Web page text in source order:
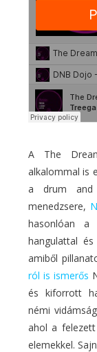
A The
alkalommal is
a drum and
menedzsere,
hasonlóan a
hangulattal
amiből
ról is ismerős
és kiforrott
némi
ahol a
elemekkel.